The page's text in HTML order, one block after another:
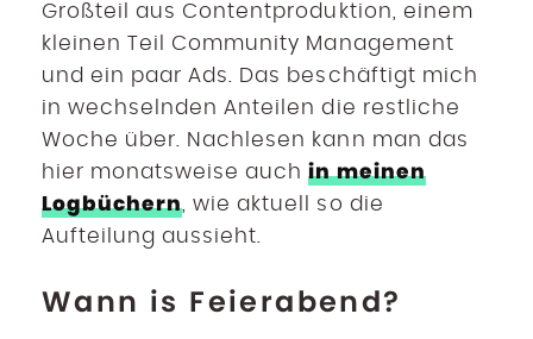
Großteil aus Contentproduktion, einem
kleinen Teil Community Management
und ein paar Ads. Das beschäftigt mich
in wechselnden Anteilen die restliche
Woche über. Nachlesen kann man das
hier monatsweise auchin meinen
Logbüchern , wie aktuell so die
Aufteilung aussieht.
Wann is Feierabend?